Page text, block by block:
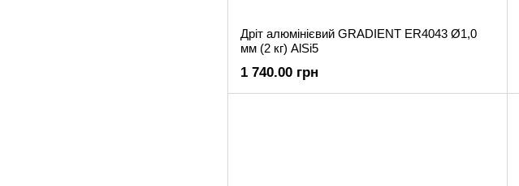
Дріт алюмінієвий GRADIENT ER4043 Ø1,0
мм (2 кг) AlSi5
1 740.00 грн